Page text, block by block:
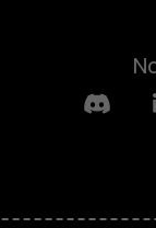
Discord